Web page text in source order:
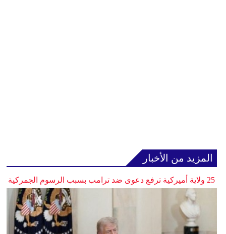
المزيد من الأخبار
25 ولاية أميركية ترفع دعوى ضد ترامب بسبب الرسوم الجمركية